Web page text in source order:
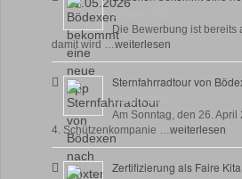
28 April, 2026
Die Bewerbung ist bereits
damit wird …weiterlesen
Sternfahrradtour von
23 April, 2026
Am Sonntag, den 26. April
4. Schützenkompanie …weiterlesen
Zertifizierung als Faire